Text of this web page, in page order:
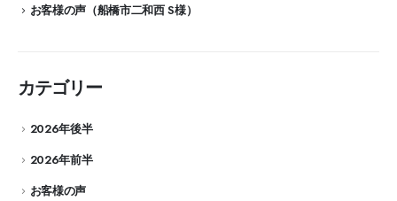
お客様の声（船橋市二和西 S様）
カテゴリー
2026年後半
2026年前半
お客様の声